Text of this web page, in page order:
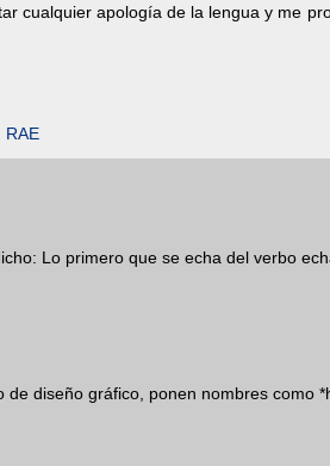
cualquier apología de la lengua y me
RAE
Lo primero que se echa del verbo
diseño gráfico, ponen nombres como